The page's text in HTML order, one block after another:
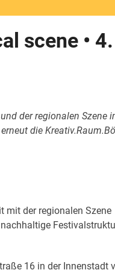
scene •
der regionalen Szene
die
mit der regionalen Szene
16 in der Innenstadt